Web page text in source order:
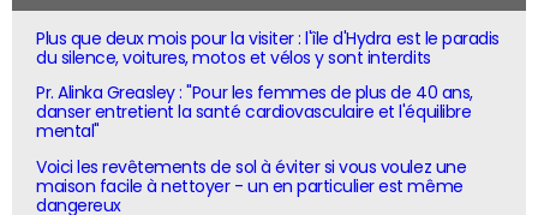
Plus que deux mois pour la visiter : l'île d'Hydra est le paradis
du silence, voitures, motos et vélos y sont interdits
Pr. Alinka Greasley : "Pour les femmes de plus de 40 ans,
danser entretient la santé cardiovasculaire et l'équilibre
mental"
Voici les revêtements de sol à éviter si vous voulez une
maison facile à nettoyer - un en particulier est même
dangereux